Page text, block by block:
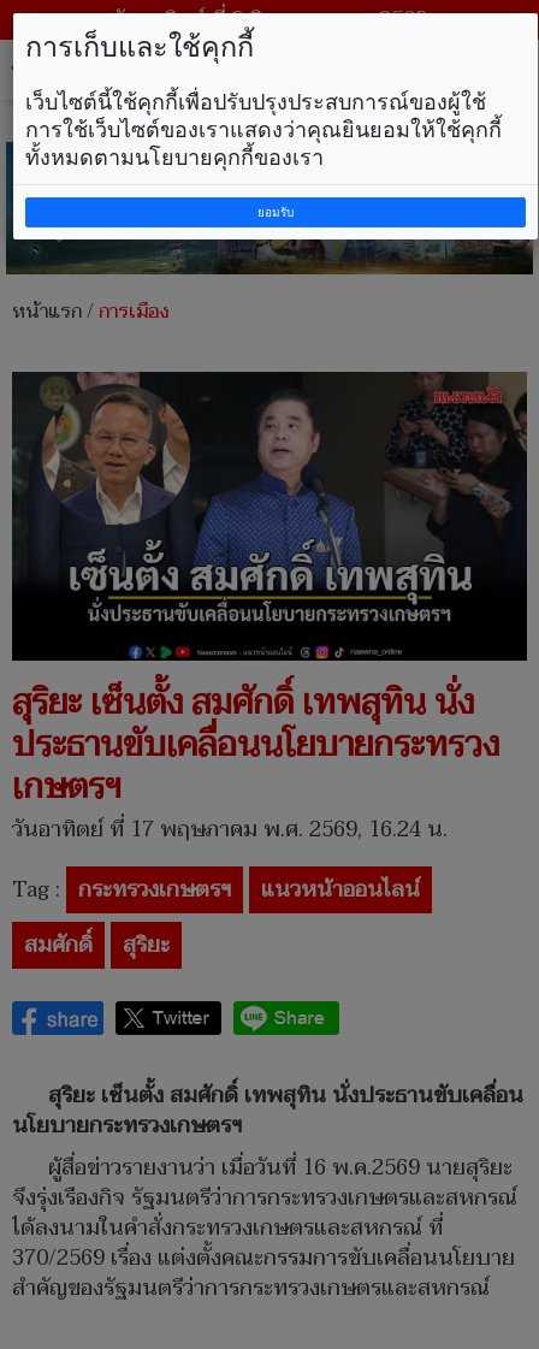
วันอาทิตย์ ที่ 9 สิงหาคม พ.ศ. 2569
หน้าแรก/การเมือง
สุริยะ เซ็นตั้ง สมศักดิ์ เทพสุทิน นั่ง
ประธานขับเคลื่อนนโยบายกระทรวง
เกษตรฯ
วันอาทิตย์ ที่ 17 พฤษภาคม พ.ศ. 2569, 16.24 น.
Tag : กระทรวงเกษตรฯ
แนวหน้าออนไลน์
สมศักดิ์
สุริยะ
สุริยะ เซ็นตั้ง สมศักดิ์ เทพสุทิน นั่งประธานขับเคลื่อน
นโยบายกระทรวงเกษตรฯ
ผู้สื่อข่าวรายงานว่า เมื่อวันที่ 16 พ.ค.2569 นายสุริยะ
จึงรุ่งเรืองกิจ รัฐมนตรีว่าการกระทรวงเกษตรและสหกรณ์
ได้ลงนามในคำสั่งกระทรวงเกษตรและสหกรณ์ ที่
370/2569 เรื่อง แต่งตั้งคณะกรรมการขับเคลื่อนนโยบาย
สำคัญของรัฐมนตรีว่าการกระทรวงเกษตรและสหกรณ์
การเก็บและใช้คุกกี้
เว็บไซต์นี้ใช้คุกกี้เพื่อปรับปรุงประสบการณ์ของผู้ใช้
การใช้เว็บไซต์ของเราแสดงว่าคุณยินยอมให้ใช้คุกกี้
ทั้งหมดตามนโยบายคุกกี้ของเรา
ยอมรับ